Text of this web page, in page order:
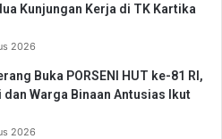
Kunjungan Kerja di TK Kartika
2026
Buka PORSENI HUT ke-81 RI,
dan Warga Binaan Antusias Ikut
2026